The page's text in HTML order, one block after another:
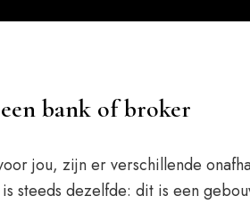
bank of broker
jou, zijn er verschillende
steeds dezelfde: dit is een